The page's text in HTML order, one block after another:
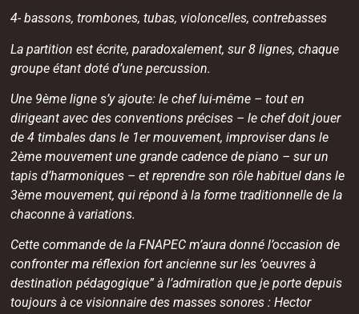
4- bassons, trombones, tubas, violoncelles, contrebasses
La partition est écrite, paradoxalement, sur 8 lignes, chaque
groupe étant doté d’une percussion.
Une 9ème ligne s’y ajoute: le chef lui-même – tout en
dirigeant avec des conventions précises – le chef doit jouer
de 4 timbales dans le 1er mouvement, improviser dans le
2ème mouvement une grande cadence de piano – sur un
tapis d’harmoniques – et reprendre son rôle habituel dans le
3ème mouvement, qui répond à la forme traditionnelle de la
chaconne à variations.
Cette commande de la FNAPEC m’aura donné l’occasion de
confronter ma réflexion fort ancienne sur les ‘oeuvres à
destination pédagogique” à l’admiration que je porte depuis
toujours à ce visionnaire des masses sonores : Hector